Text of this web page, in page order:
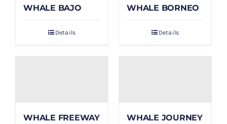
PAYMENT
WHALE BAJO
Details
WHALE BORNEO
Details
WHALE FREEWAY
WHALE JOURNEY